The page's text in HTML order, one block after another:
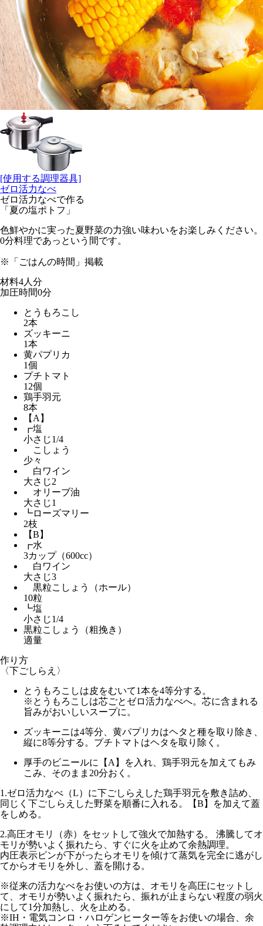
[使用する調理器具]
ゼロ活力なべ
ゼロ活力なべで作る
「夏の塩ポトフ」
色鮮やかに実った夏野菜の力強い味わいをお楽しみください。
0分料理であっという間です。
※「ごはんの時間」掲載
材料4人分
加圧時間0分
とうもろこし
2本
ズッキーニ
1本
黄パプリカ
1個
プチトマト
12個
鶏手羽元
8本
【A】
┏塩
小さじ1/4
こしょう
少々
白ワイン
大さじ2
オリーブ油
大さじ1
┗ローズマリー
2枝
【B】
┏水
3カップ（600cc）
白ワイン
大さじ3
黒粒こしょう（ホール）
10粒
┗塩
小さじ1/4
黒粒こしょう（粗挽き）
適量
作り方
〈下ごしらえ〉
とうもろこしは皮をむいて1本を4等分する。
※とうもろこしは芯ごとゼロ活力なべへ。芯に含まれる
旨みがおいしいスープに。
ズッキーニは4等分、黄パプリカはヘタと種を取り除き、
縦に8等分する。プチトマトはヘタを取り除く。
厚手のビニールに【A】を入れ、鶏手羽元を加えてもみ
こみ、そのまま20分おく。
1.ゼロ活力なべ（L）に下ごしらえした鶏手羽元を敷き詰め、
同じく下ごしらえした野菜を順番に入れる。【B】を加えて蓋
をしめる。
2.高圧オモリ（赤） をセットして強火で加熱する。 沸騰してオ
モリが勢いよく振れたら、すぐに火を止めて余熱調理。
内圧表示ピンが下がったらオモリを傾けて蒸気を完全に逃がし
てからオモリを外し、蓋を開ける。
※従来の活力なべをお使いの方は、オモリを高圧にセットし
て、オモリが勢いよく振れたら、振れが止まらない程度の弱火
にして1分加熱し、火を止める。
※IH・電気コンロ・ハロゲンヒーター等をお使いの場合、余